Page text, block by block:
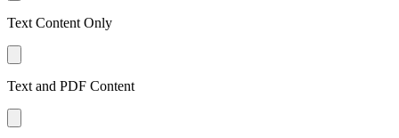
Text Content Only
Text and PDF Content